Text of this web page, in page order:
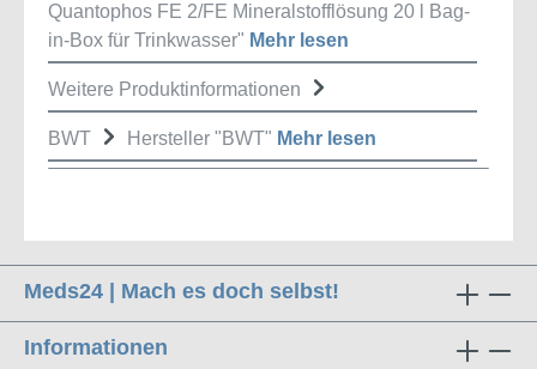
Quantophos FE 2/FE Mineralstofflösung 20 l Bag-
in-Box für Trinkwasser" Mehr lesen
Weitere Produktinformationen
BWT Hersteller "BWT" Mehr lesen
Meds24 | Mach es doch selbst!
Informationen